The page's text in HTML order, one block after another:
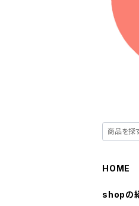
HOME
shopの